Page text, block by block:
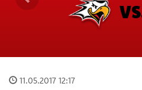
11.05.2017 12:17